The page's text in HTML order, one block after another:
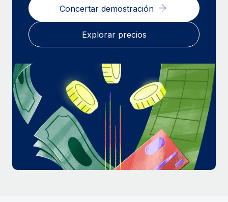
Concertar demostración
Explorar precios